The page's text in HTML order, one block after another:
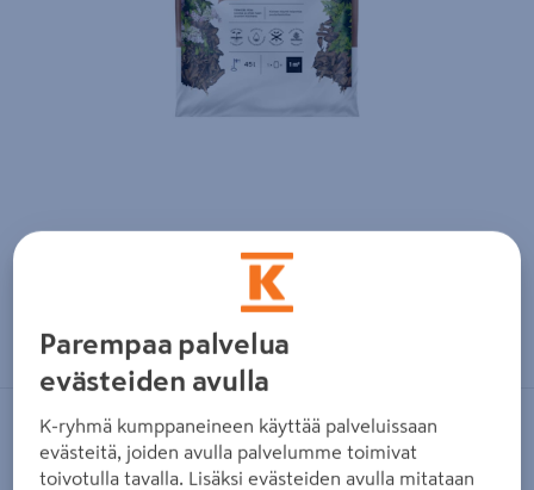
Zoomaa kuvaa sormilla kosketusnäytöllä
Puutarhakate Kekkilä 45l
KEKKILÄ
Parempaa palvelua
evästeiden avulla
K-ryhmä kumppaneineen käyttää palveluissaan
evästeitä, joiden avulla palvelumme toimivat
toivotulla tavalla. Lisäksi evästeiden avulla mitataan